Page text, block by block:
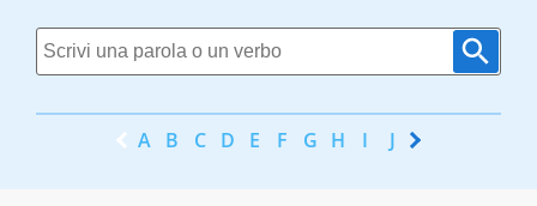
A B C D E F G H I J K